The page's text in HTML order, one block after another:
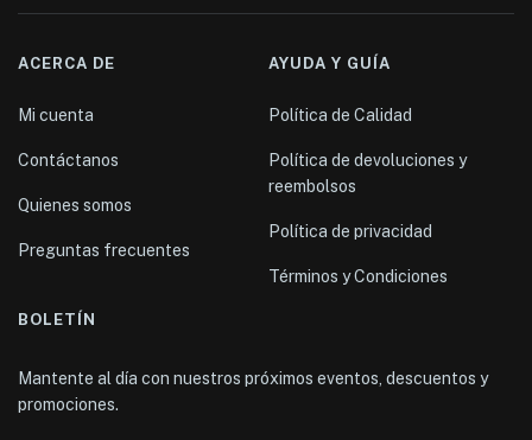
ACERCA DE
Mi cuenta
Contáctanos
Quienes somos
Preguntas frecuentes
AYUDA Y GUÍA
Política de Calidad
Política de devoluciones y
reembolsos
Política de privacidad
Términos y Condiciones
BOLETÍN
Mantente al día con nuestros próximos eventos, descuentos y
promociones.